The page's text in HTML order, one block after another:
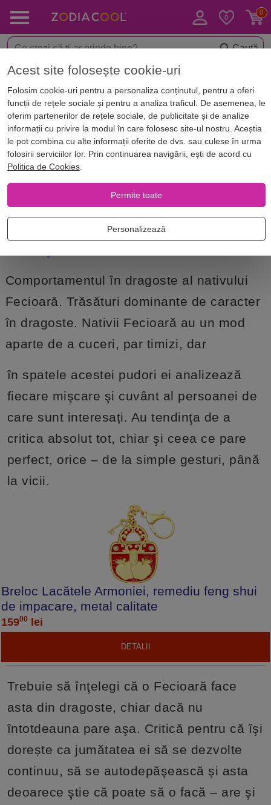
Caută
Acasă Blog Horoscop. Zodii
Critică în dragoste – Fecioară
Comportamentul în dragoste al nativului
Fecioară. Trăsături dominante de caracter
în dragoste. Nativii Fecioară au un mod
aparte de a cuceri, par timizi, dar
în spatele acestei pudori ei analizează
fiecare mişcare şi cuvânt al persoanei de
care sunt interesați. Au tendinţa de a
critica absolut tot, chiar şi ceea ce pare
perfect, orice – de la simple gesturi, până
la vicii.
Breloc Lacătele Armoniei, remediu feng shui
de impacare, metal calitate
15900 lei
DETALII
Trebuie să înţelegi că o Fecioară face
asta din dragoste, chiar dacă nu
întotdeauna pare aşa. Critică pentru că îşi
dorește ca jumătatea ei să se dezvolte
continuu, să se autodepăşească şi asta
deoarece ştie că poate să o facă – are şi
Acest site folosește cookie-uri
Folosim cookie-uri pentru a personaliza conținutul, pentru a oferi
funcții de rețele sociale și pentru a analiza traficul. De asemenea, le
oferim partenerilor de rețele sociale, de publicitate și de analize
informații cu privire la modul în care folosesc site-ul nostru. Aceștia
le pot combina cu alte informații oferite de dvs. sau culese în urma
folosirii serviciilor lor. Prin continuarea navigării, ești de acord cu
Politica de Cookies.
Permite toate
Personalizează